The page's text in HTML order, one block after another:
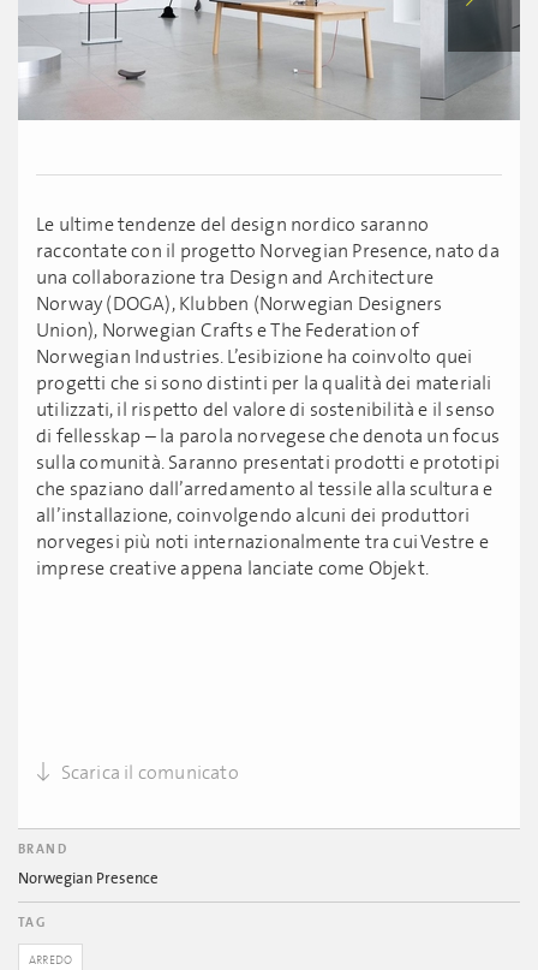
Le ultime tendenze del design nordico saranno
raccontate con il progetto Norvegian Presence, nato da
una collaborazione tra Design and Architecture
Norway (DOGA), Klubben (Norwegian Designers
Union), Norwegian Crafts e The Federation of
Norwegian Industries. L’esibizione ha coinvolto quei
progetti che si sono distinti per la qualità dei materiali
utilizzati, il rispetto del valore di sostenibilità e il senso
di fellesskap – la parola norvegese che denota un focus
sulla comunità. Saranno presentati prodotti e prototipi
che spaziano dall’arredamento al tessile alla scultura e
all’installazione, coinvolgendo alcuni dei produttori
norvegesi più noti internazionalmente tra cui Vestre e
imprese creative appena lanciate come Objekt.
Scarica il comunicato
BRAND
Norwegian Presence
TAG
ARREDO